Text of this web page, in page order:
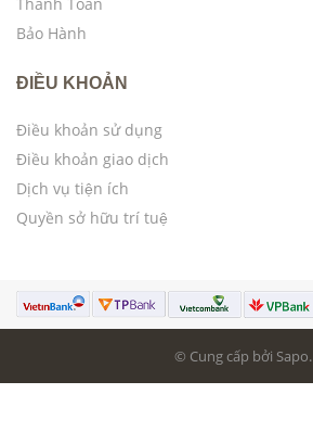
Bảo Hành
ĐIỀU KHOẢN
Điều khoản sử dụng
Điều khoản giao dịch
Dịch vụ tiện ích
Quyền sở hữu trí tuệ
© Cung cấp bởi Sapo.